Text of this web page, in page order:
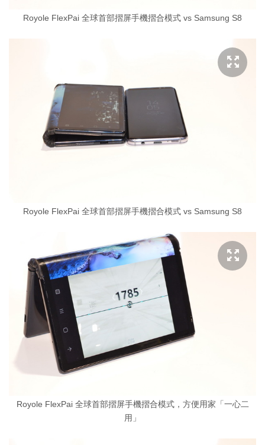
Royole FlexPai 全球首部摺屏手機摺合模式 vs Samsung S8
Royole FlexPai 全球首部摺屏手機摺合模式 vs Samsung S8
Royole FlexPai 全球首部摺屏手機摺合模式，方便用家「一心二
用」